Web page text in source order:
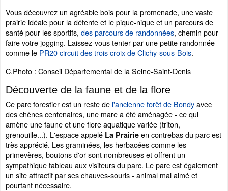
Vous découvrez un agréable bois pour la promenade, une vaste
prairie idéale pour la détente et le pique-nique et un parcours de
santé pour les sportifs, des parcours de randonnées, chemin pour
faire votre jogging. Laissez-vous tenter par une petite randonnée
comme le PR20 circuit des trois croix de Clichy-sous-Bois.
C.Photo : Conseil Départemental de la Seine-Saint-Denis
Découverte de la faune et de la flore
Ce parc forestier est un reste de l'ancienne forêt de Bondyavec
des chênes centenaires, une mare a été aménagée - ce qui
amène une faune et une flore aquatique variée (triton,
grenouille...). L'espace appelé La Prairie en contrebas du parc est
très apprécié. Les graminées, les herbacées comme les
primevères, boutons d'or sont nombreuses et offrent un
sympathique tableau aux visiteurs du parc. Le parc est également
un site attractif par ses chauves-souris - animal mal aimé et
pourtant nécessaire.